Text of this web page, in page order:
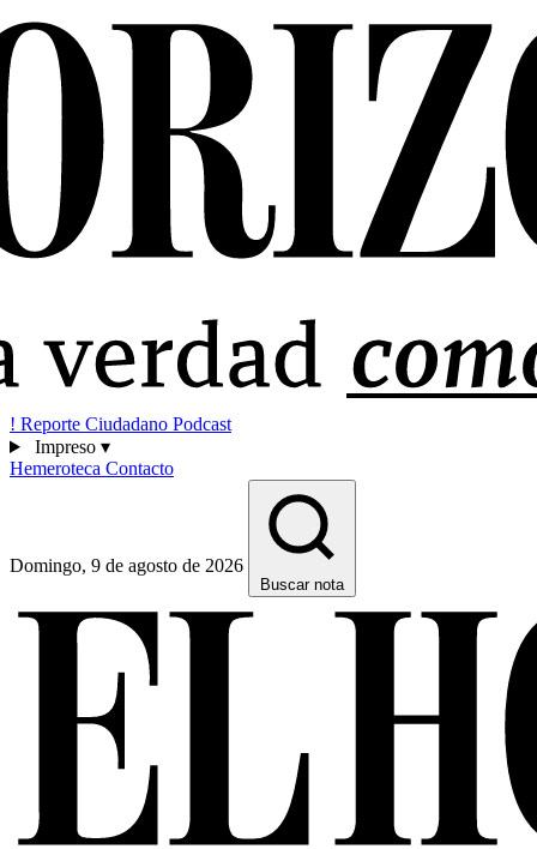
! Reporte Ciudadano Podcast
Impreso ▾
Hemeroteca Contacto
Domingo, 9 de agosto de 2026
Buscar nota